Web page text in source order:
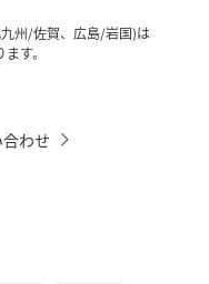
を選択
州/佐賀、広島/岩国)は
す。
わせ